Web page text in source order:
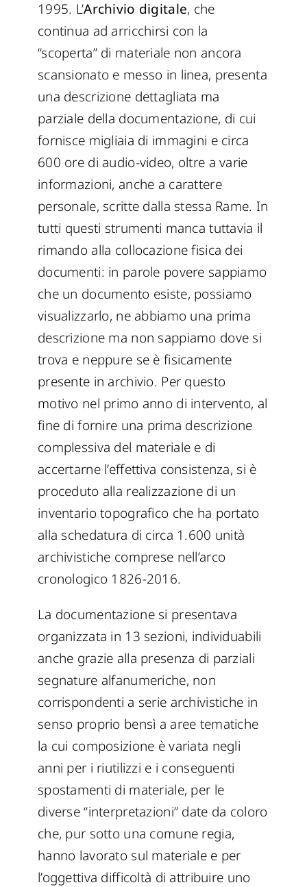
1995. L’Archivio digitale, che
continua ad arricchirsi con la
“scoperta” di materiale non ancora
scansionato e messo in linea, presenta
una descrizione dettagliata ma
parziale della documentazione, di cui
fornisce migliaia di immagini e circa
600 ore di audio-video, oltre a varie
informazioni, anche a carattere
personale, scritte dalla stessa Rame. In
tutti questi strumenti manca tuttavia il
rimando alla collocazione fisica dei
documenti: in parole povere sappiamo
che un documento esiste, possiamo
visualizzarlo, ne abbiamo una prima
descrizione ma non sappiamo dove si
trova e neppure se è fisicamente
presente in archivio. Per questo
motivo nel primo anno di intervento, al
fine di fornire una prima descrizione
complessiva del materiale e di
accertarne l’effettiva consistenza, si è
proceduto alla realizzazione di un
inventario topografico che ha portato
alla schedatura di circa 1.600 unità
archivistiche comprese nell’arco
cronologico 1826-2016.
La documentazione si presentava
organizzata in 13 sezioni, individuabili
anche grazie alla presenza di parziali
segnature alfanumeriche, non
corrispondenti a serie archivistiche in
senso proprio bensì a aree tematiche
la cui composizione è variata negli
anni per i riutilizzi e i conseguenti
spostamenti di materiale, per le
diverse “interpretazioni” date da coloro
che, pur sotto una comune regia,
hanno lavorato sul materiale e per
l’oggettiva difficoltà di attribuire uno